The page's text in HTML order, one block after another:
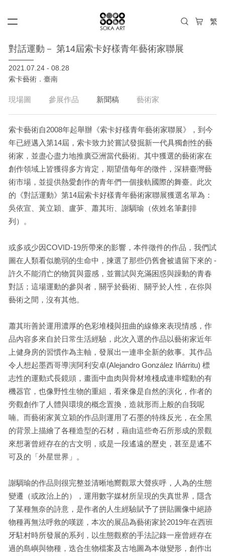
對話運動－ 第14屆索卡好樣青年藝術家聯展
2021.07.24 - 08.28
索卡藝術．臺南
現場圖 參展作品 新聞稿 藝術家
索卡藝術自2008年起舉辦《索卡好樣青年藝術家聯展》，到今
年已經邁入第14屆，索卡致力於嘗試發掘新一代具獨創性的藝
術家，並盡心盡力地推廣亞洲當代藝術。其中獲選的藝術家在
創作領域上皆獲得多方肯定，期望借每年的徵件，深耕臺灣藝
術市場，並提供熱愛創作的青年們一個接軌國際的舞臺。此次
的《對話運動》第14屆索卡好樣青年藝術家聯展獲選名單為：
吳依宣、黃立穎、盧芛、蕭其珩、謝騆瑜（依姓名筆劃排
列）。
或多或少因COVID-19所帶來的影響，本件徵件的作品，我們試
圖在人類看似脆弱的生命中，揀選了那些仍舊會被遺留下來的 -
許久不能消亡的物質與靈感，並嘗試與充滿困惑與躁動的青春
對話；這場運動的參與者，關乎於藝術、關乎於人性，在你與
藝術之間，沒有其他。
蕭其珩善於運用濃厚的色彩堆棧與扭曲的線條來表現情感，作
品內容多來自於日常生活經驗，此次入選的作品以藝術家近年
上健身房的習慣作為主軸，發展出一連串全新的敘事。其作品
令人想起墨西哥導演阿利安卓(Alejandro González Iñárritu) 標
志性的運動式長鏡頭，畫面中血肉與骨材堆棧成連串蠕動的有
機器官，也像野性生物的重組，看來像是自然的演化，作者的
旁觀創作了人體與環境的概念置換，造就形而上般的自我呢
喃。而藝術家黃立穎的作品則運用了石墨的特殊反光，在全黑
的背景上描繪了各種造型的石材，藉由這些奇石所形成的景觀
來想著曾經存在的古文明，或是一段遙遠的歷史，甚至是遙不
可及的「外星世界」。
謝騆瑜的作品則很完整並清晰地嚮觀眾大聲疾呼，人為的生態
變遷（或政治上的），運用數字媒材所呈現的失真世界，隱含
了某種無奈的詩意，是作者的人生經驗賦予了拼貼圖像中絕跡
物種再無法呼救的嘆蹉，本次的展品為藝術家於2019年在西班
牙駐村時所發展的系列，以生態觀察的手法記錄一座曾經存在
過的島嶼與物種，迭合生物檔案及古地圖為本做變形，創作出